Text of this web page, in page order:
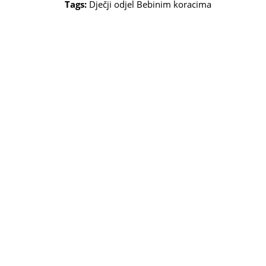
Tags: Dječji odjel Bebinim koracima